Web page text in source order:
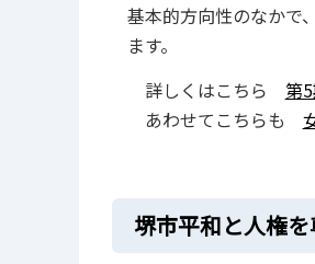
基本的方向性のなかで
ます。
詳しくはこちら 第
あわせてこちらも
堺市平和と人権